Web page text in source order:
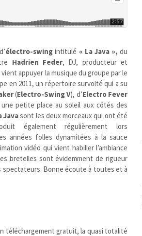
électro-swing intitulé « La Java », du
Hadrien Feder, DJ, producteur et
appuyer la musique du groupe par le
en 2011, un répertoire survolté qui a su
(Electro-Swing V), d’Electro Fever
petite place au soleil aux côtés des
Javasont les deux morceaux qui ont été
également régulièrement lors
années folles dynamitées à la sauce
vidéo qui vient habiller l’ambiance
bretelles sont évidemment de rigueur
spectateurs. Bonne écoute à toutes et à
téléchargement gratuit, la quasi totalité